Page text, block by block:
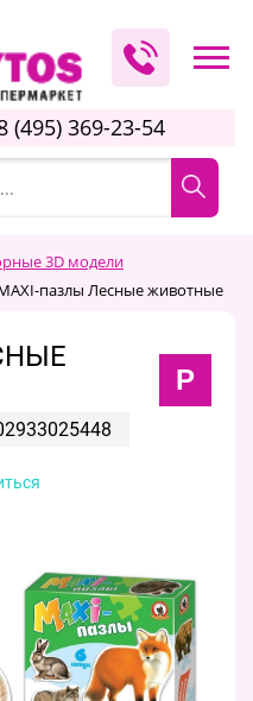
(495) 369-23-54
3D модели
пазлы Лесные животные
Р